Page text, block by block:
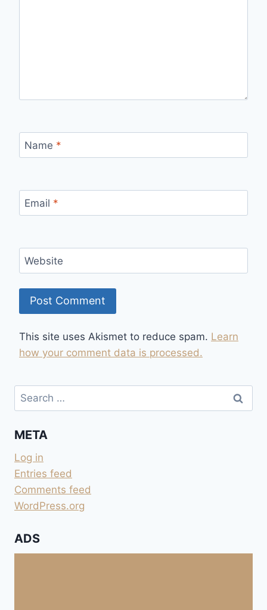
Name *
Email *
Website
This site uses Akismet to reduce spam. Learn
how your comment data is processed.
Search
for:
META
Log in
Entries feed
Comments feed
WordPress.org
ADS